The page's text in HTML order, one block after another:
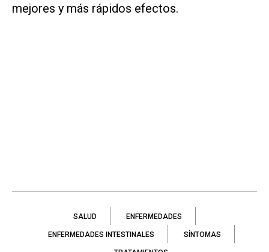
mejores y más rápidos efectos.
SALUD ENFERMEDADES
ENFERMEDADES INTESTINALES SÍNTOMAS